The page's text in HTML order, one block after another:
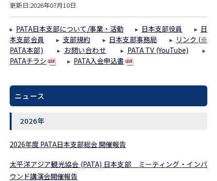
更新日:2026年07月10日
▸ PATA日本支部について/事業・活動▸ 日本支部役員 ▸ 日
本支部会員 ▸ 支部規約 ▸ 日本支部事務局 ▸ リンク (※
PATA本部) ▸ お問い合わせ ▸ PATA TV (YouTube) ▸
PATAチラシ ▸ PATA入会申込書
ニュース
2026年
2026年度 PATA日本支部総会 開催報告
太平洋アジア観光協会 (PATA) 日本支部 ミーティング・インバ
ウンド講演会開催報告